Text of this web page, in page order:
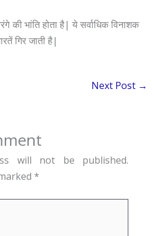
की भांति होता है| ये सर्वाधिक विनाशक
गिर जाती है|
Next Post →
will not be published.
*